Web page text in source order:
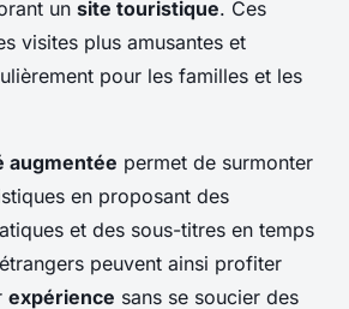
un site touristique. Ces
visites plus amusantes et
pour les familles et les
augmentée permet de surmonter
en proposant des
et des sous-titres en temps
peuvent ainsi profiter
expérience sans se soucier des